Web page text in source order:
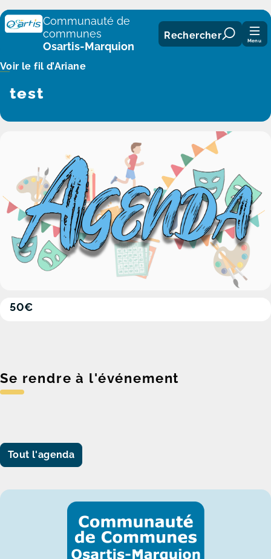
Panneau de gestion des cookies
Communauté de
communes
Osartis-Marquion
Rechercher Menu
Voir le fil d’Ariane
test
50€
Se rendre à l'événement
Tout l'agenda